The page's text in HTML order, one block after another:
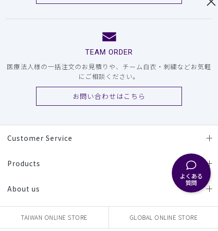
よくある
質問
TEAM ORDER
医療法人様の一括注文のお見積りや、チーム白衣・刺繍などお気軽
にご相談ください。
お問い合わせはこちら
Customer Service
Products
About us
TAIWAN ONLINE STORE GLOBAL ONLINE STORE